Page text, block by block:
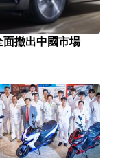
撤出中國市場